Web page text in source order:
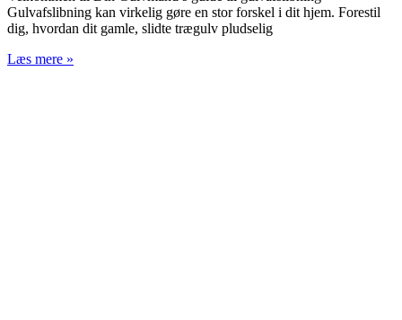
Gulvafslibning kan virkelig gøre en stor forskel i dit hjem. Forestil
dig, hvordan dit gamle, slidte trægulv pludselig
Læs mere »